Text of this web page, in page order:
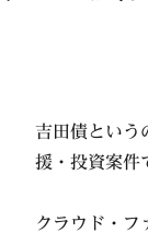
吉田債という
援・投資案件
クラウド・フ